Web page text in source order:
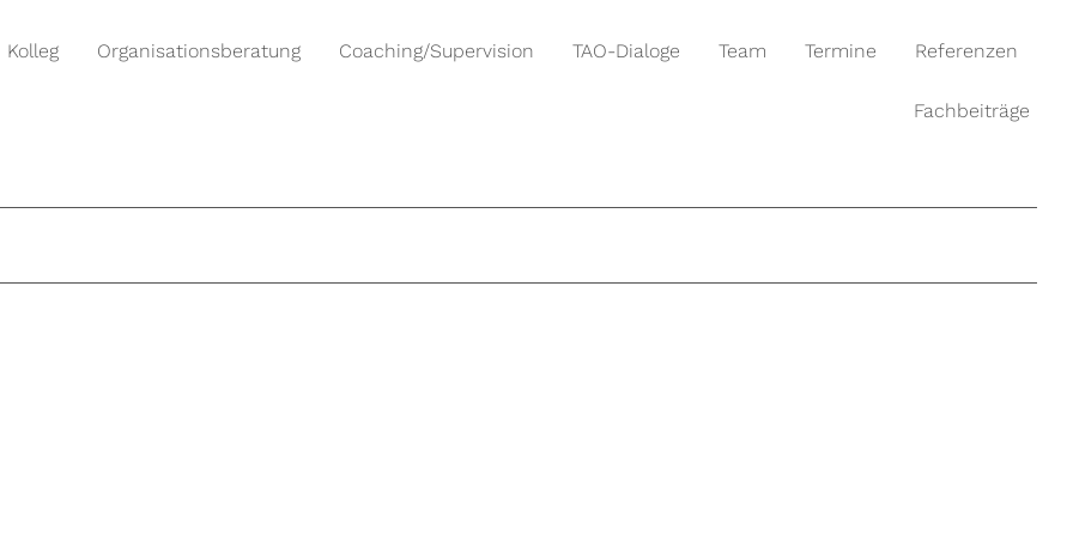
Kolleg Organisationsberatung Coaching/Supervision TAO-Dialoge Team Termine Referenzen
Fachbeiträge